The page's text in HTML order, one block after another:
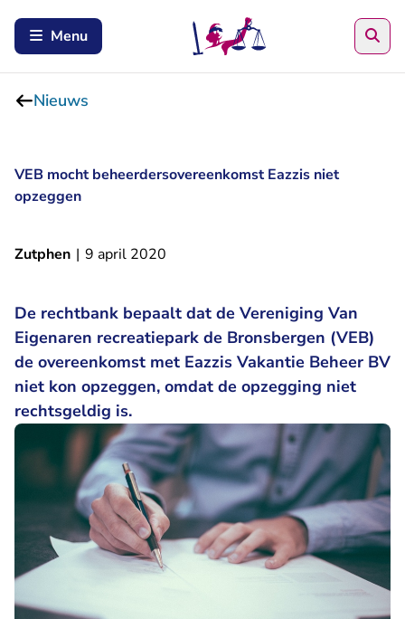
Menu
Nieuws
VEB mocht beheerdersovereenkomst Eazzis niet
opzeggen
Zutphen | 9 april 2020
De rechtbank bepaalt dat de Vereniging Van
Eigenaren recreatiepark de Bronsbergen (VEB)
de overeenkomst met Eazzis Vakantie Beheer BV
niet kon opzeggen, omdat de opzegging niet
rechtsgeldig is.